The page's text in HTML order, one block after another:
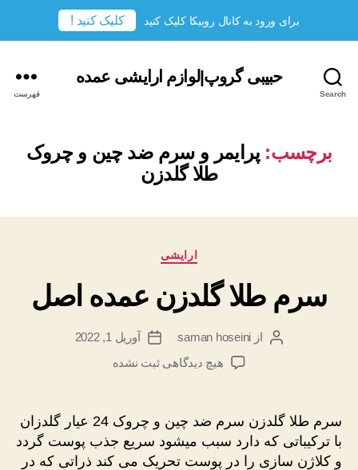
Search
حبیبی گروپ|لوازم ارایشی عمده
فهرست
برچسب: پرایمر و سرم ضد چین و چروک
طلا گلدزن
دسته‌ها
ارایشی
سرم طلا گلدزن عمده اصل
نویسندهٔ
از saman hoseini
تاریخآوریل 1, 2022
هیچ دیدگاهیبرای
عمده
اصل
ثبت نشده
سرم طلا گلدزن سرم ضد چین و چروک 24 عیار گلدزان
با ترکیباتی که دارد سبب میشود سریع جذب پوست گردد
و کلاژن سازی را در پوست تحریک می کند ذراتی که در
برای ورود به کانال روبیکا کلیک کنید کلیک کنید !